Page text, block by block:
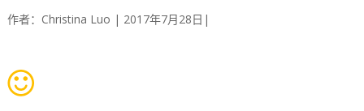
作者： Christina Luo | 2017年7月28日 |